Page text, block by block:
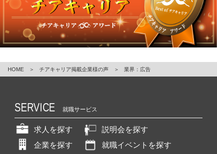
ス
カ
ウ
ト
が
く
就
イ
ト
チ
ア
キ
HOME ＞ チアキャリア掲載企業様の声 ＞ 業界：広告
SERVICE 就職サービス
求人を探す
説明会を探す
企業を探す
就職イベントを探す